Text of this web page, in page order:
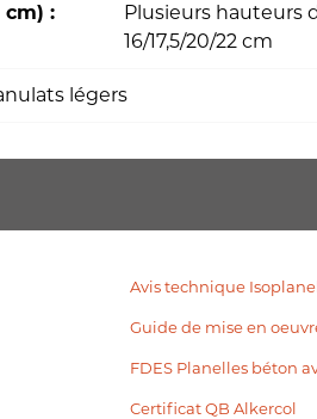
cm) :
Plusieurs hauteurs
16/17,5/20/22 cm
légers
Avis technique
Guide de mise en
FDES Planelles béton
Certificat QB Alkercol